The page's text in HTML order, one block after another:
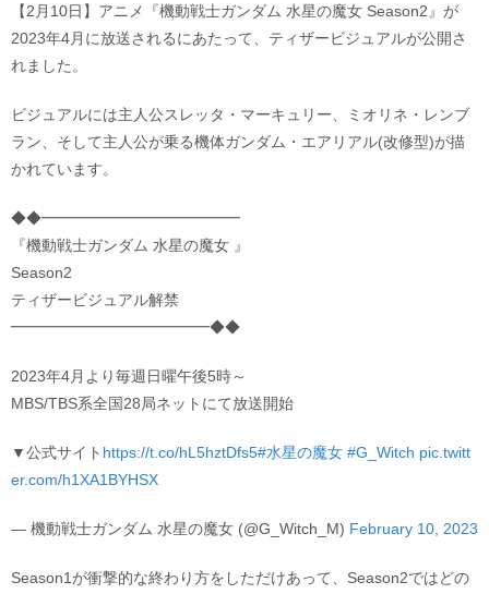
【2月10日】アニメ『機動戦士ガンダム 水星の魔女 Season2』が
2023年4月に放送されるにあたって、ティザービジュアルが公開さ
れました。
ビジュアルには主人公スレッタ・マーキュリー、ミオリネ・レンブ
ラン、そして主人公が乗る機体ガンダム・エアリアル(改修型)が描
かれています。
◆◆━━━━━━━━━━━━━
『機動戦士ガンダム 水星の魔女 』
Season2
ティザービジュアル解禁
━━━━━━━━━━━━━◆◆
2023年4月より毎週日曜午後5時～
MBS/TBS系全国28局ネットにて放送開始
▼公式サイト https://t.co/hL5hztDfs5#水星の魔女 #G_Witch pic.twitt
er.com/h1XA1BYHSX
— 機動戦士ガンダム 水星の魔女 (@G_Witch_M) February 10, 2023
Season1が衝撃的な終わり方をしただけあって、Season2ではどの